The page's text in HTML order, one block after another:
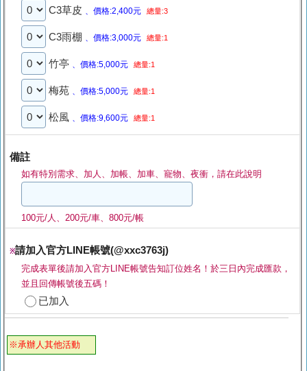
C3草皮 、價格:2,400元 總量:3
C3雨棚 、價格:3,000元 總量:1
竹亭 、價格:5,000元 總量:1
梅苑 、價格:5,000元 總量:1
松風 、價格:9,600元 總量:1
備註
如有特別需求、加人、加帳、加車、寵物、夜衝，請在此說明
100元/人、200元/車、800元/帳
※請加入官方LINE帳號(@xxc3763j)
完成表單後請加入官方LINE帳號告知訂位姓名！於三日內完成匯款，
並且回傳帳號後五碼！
已加入
※承辦人其他活動